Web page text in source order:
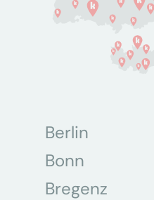
Berlin
Bonn
Bregenz